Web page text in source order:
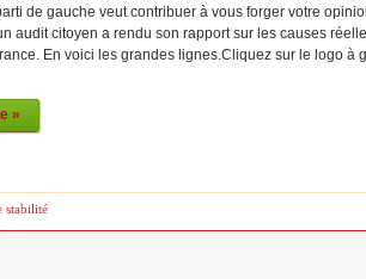
de gauche veut contribuer à vous forger votre
audit citoyen a rendu son rapport sur les causes
En voici les grandes lignes.Cliquez sur le logo à
»
stabilité